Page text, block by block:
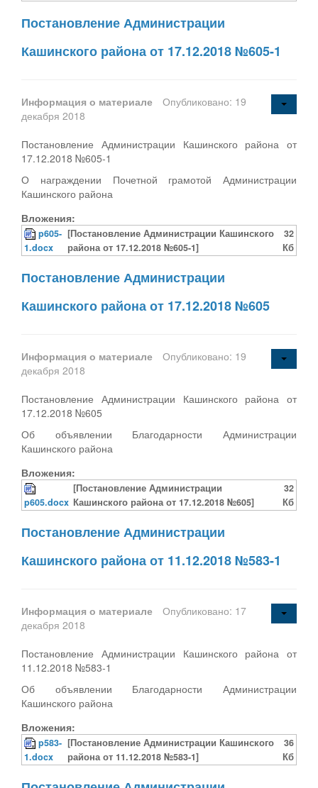
Постановление Администрации
Кашинского района от 17.12.2018 №605-1
Информация о материале
Опубликовано: 19
декабря 2018
Постановление Администрации Кашинского района от
17.12.2018 №605-1
О награждении Почетной грамотой Администрации
Кашинского района
Вложения:
p605-
1.docx
[Постановление Администрации Кашинского
района от 17.12.2018 №605-1]
32
Кб
Постановление Администрации
Кашинского района от 17.12.2018 №605
Информация о материале
Опубликовано: 19
декабря 2018
Постановление Администрации Кашинского района от
17.12.2018 №605
Об объявлении Благодарности Администрации
Кашинского района
Вложения:
p605.docx
[Постановление Администрации
Кашинского района от 17.12.2018 №605]
32
Кб
Постановление Администрации
Кашинского района от 11.12.2018 №583-1
Информация о материале
Опубликовано: 17
декабря 2018
Постановление Администрации Кашинского района от
11.12.2018 №583-1
Об объявлении Благодарности Администрации
Кашинского района
Вложения:
p583-
1.docx
[Постановление Администрации Кашинского
района от 11.12.2018 №583-1]
36
Кб